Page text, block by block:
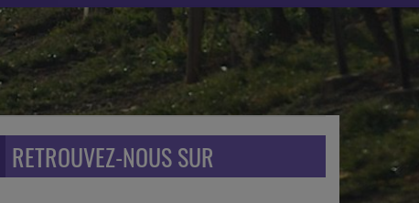
RETROUVEZ-NOUS SUR